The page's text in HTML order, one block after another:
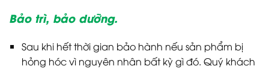
Bảo trì, bảo dưỡng.
Sau khi hết thời gian bảo hành nếu sản phẩm bị
hỏng hóc vì nguyên nhân bất kỳ gì đó. Quý khách